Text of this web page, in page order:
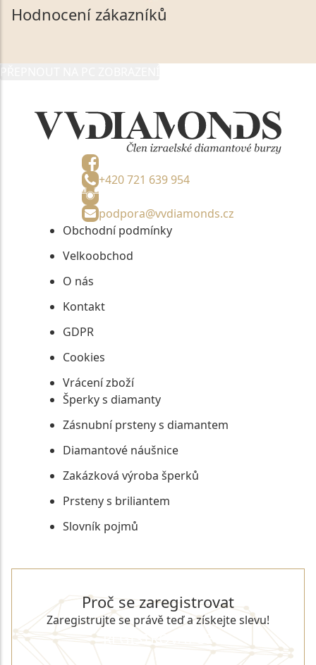
společnosti VVDiamonds s.r.o., IČO: 05892481. Tyto
údaje poskytuji společnosti VVDiamonds s.r.o., IČO:
Hodnocení zákazníků
+420 721 639 954
podpora@vvdiamonds.cz
Obchodní podmínky
Velkoobchod
O nás
Kontakt
GDPR
Cookies
Vrácení zboží
Šperky s diamanty
Zásnubní prsteny s diamantem
Diamantové náušnice
Zakázková výroba šperků
Prsteny s briliantem
Slovník pojmů
Proč se zaregistrovat
Zaregistrujte se právě teď a získejte slevu!
REGISTROVAT SE